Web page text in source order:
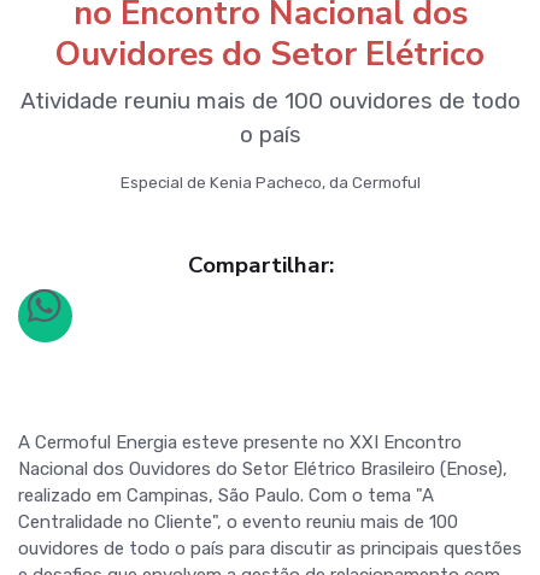
no Encontro Nacional dos
Ouvidores do Setor Elétrico
Atividade reuniu mais de 100 ouvidores de todo
o país
Especial de Kenia Pacheco, da Cermoful
Compartilhar:
A Cermoful Energia esteve presente no XXI Encontro
Nacional dos Ouvidores do Setor Elétrico Brasileiro (Enose),
realizado em Campinas, São Paulo. Com o tema "A
Centralidade no Cliente", o evento reuniu mais de 100
ouvidores de todo o país para discutir as principais questões